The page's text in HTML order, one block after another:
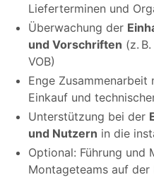
Lieferterminen und
Überwachung der
und Vorschriften (z.
VOB)
Enge
Einkauf und
Unterstützung bei der
und Nutzern in die
Optional: Führung und
Montageteams auf der